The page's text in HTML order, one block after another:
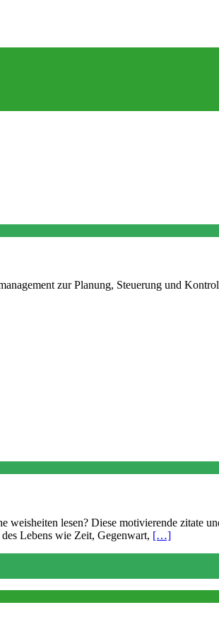
zur Planung, Steuerung und
weisheiten lesen? Diese motivierende zitate
Lebens wie Zeit, Gegenwart, […]